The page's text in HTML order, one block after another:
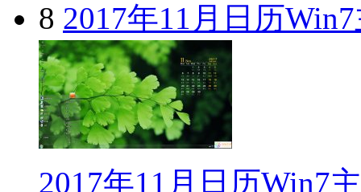
8 2017年11月日历
2017年11月日历Win7